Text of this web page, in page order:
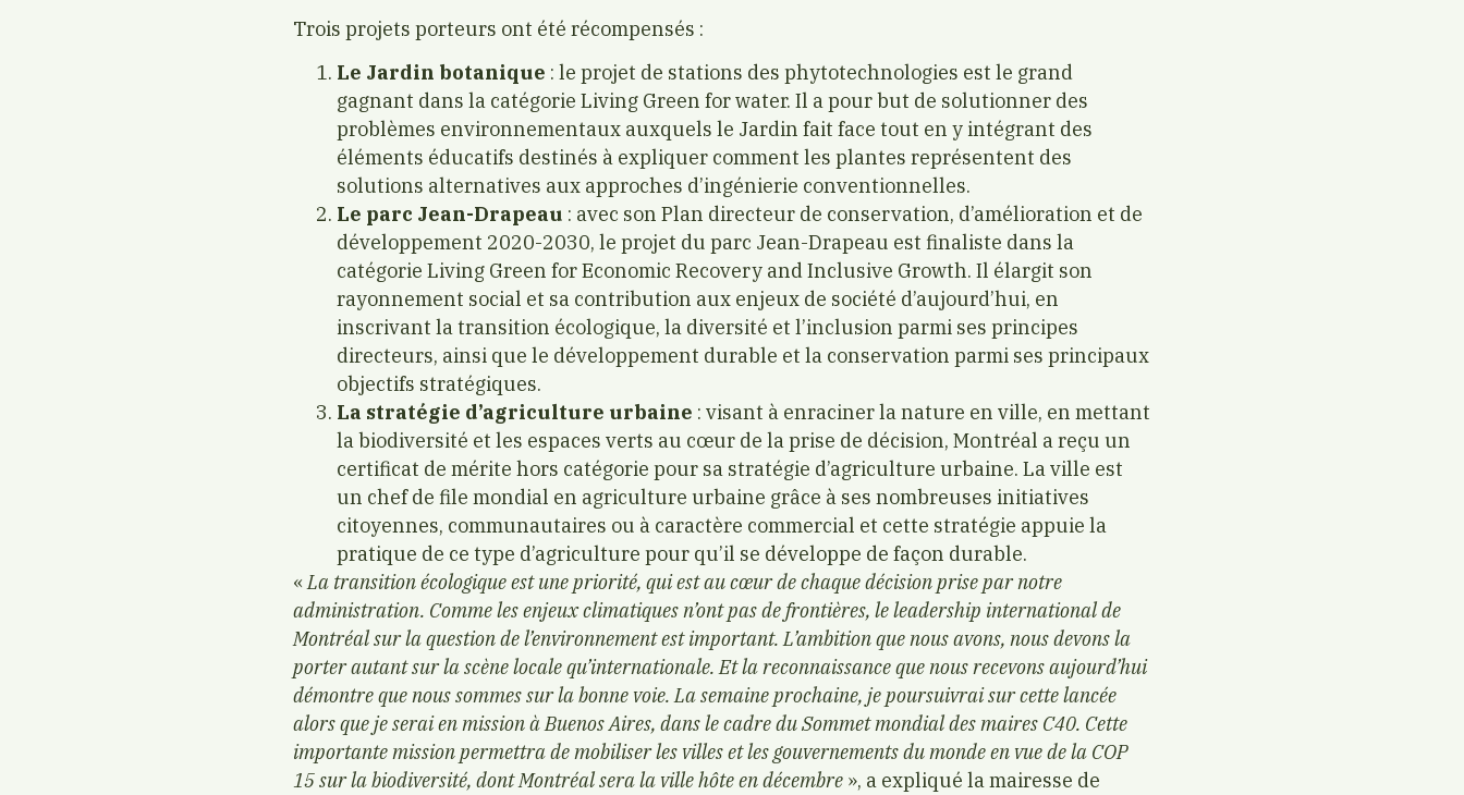
Trois projets porteurs ont été récompensés :
Le Jardin botanique : le projet de stations des phytotechnologies est le grand
gagnant dans la catégorie Living Green for water. Il a pour but de solutionner des
problèmes environnementaux auxquels le Jardin fait face tout en y intégrant des
éléments éducatifs destinés à expliquer comment les plantes représentent des
solutions alternatives aux approches d’ingénierie conventionnelles.
Le parc Jean-Drapeau : avec son Plan directeur de conservation, d’amélioration et de
développement 2020-2030, le projet du parc Jean-Drapeau est finaliste dans la
catégorie Living Green for Economic Recovery and Inclusive Growth. Il élargit son
rayonnement social et sa contribution aux enjeux de société d’aujourd’hui, en
inscrivant la transition écologique, la diversité et l’inclusion parmi ses principes
directeurs, ainsi que le développement durable et la conservation parmi ses principaux
objectifs stratégiques.
La stratégie d’agriculture urbaine : visant à enraciner la nature en ville, en mettant
la biodiversité et les espaces verts au cœur de la prise de décision, Montréal a reçu un
certificat de mérite hors catégorie pour sa stratégie d’agriculture urbaine. La ville est
un chef de file mondial en agriculture urbaine grâce à ses nombreuses initiatives
citoyennes, communautaires ou à caractère commercial et cette stratégie appuie la
pratique de ce type d’agriculture pour qu’il se développe de façon durable.
«La transition écologique est une priorité, qui est au cœur de chaque décision prise par notre
administration. Comme les enjeux climatiques n’ont pas de frontières, le leadership international de
Montréal sur la question de l’environnement est important. L’ambition que nous avons, nous devons la
porter autant sur la scène locale qu’internationale. Et la reconnaissance que nous recevons aujourd’hui
démontre que nous sommes sur la bonne voie. La semaine prochaine, je poursuivrai sur cette lancée
alors que je serai en mission à Buenos Aires, dans le cadre du Sommet mondial des maires C40. Cette
importante mission permettra de mobiliser les villes et les gouvernements du monde en vue de la COP
15 sur la biodiversité, dont Montréal sera la ville hôte en décembre», a expliqué la mairesse de